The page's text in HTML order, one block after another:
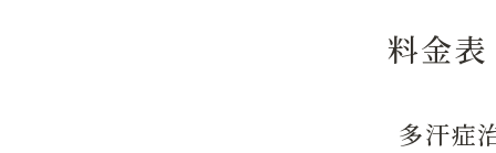
料金表
多汗症